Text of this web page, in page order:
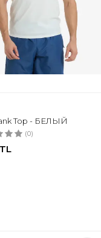
Top - БЕЛЫЙ
(0)
TL